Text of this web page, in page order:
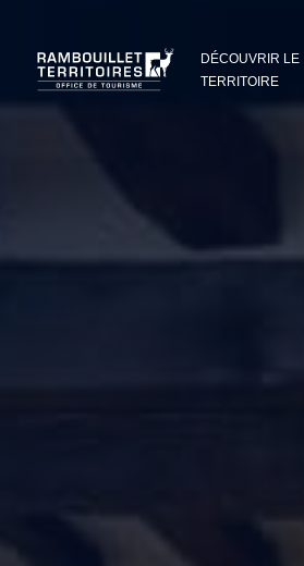
DÉCOUVRIR LE
TERRITOIRE